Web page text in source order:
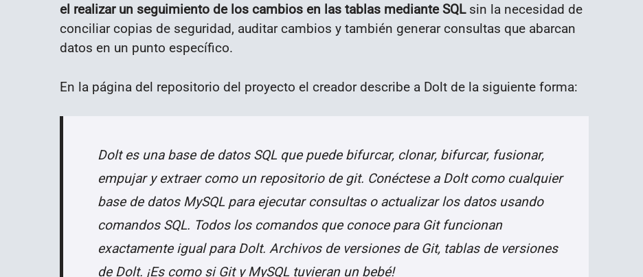
el realizar un seguimiento de los cambios en las tablas mediante SQLsin la necesidad de
conciliar copias de seguridad, auditar cambios y también generar consultas que abarcan
datos en un punto específico.
En la página del repositorio del proyecto el creador describe a Dolt de la siguiente forma:
Dolt es una base de datos SQL que puede bifurcar, clonar, bifurcar, fusionar,
empujar y extraer como un repositorio de git. Conéctese a Dolt como cualquier
base de datos MySQL para ejecutar consultas o actualizar los datos usando
comandos SQL. Todos los comandos que conoce para Git funcionan
exactamente igual para Dolt. Archivos de versiones de Git, tablas de versiones
de Dolt. ¡Es como si Git y MySQL tuvieran un bebé!